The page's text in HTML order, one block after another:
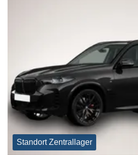
Standort Zentrallager